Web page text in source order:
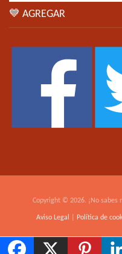
💙 AGREGAR
Copyright © 2026. ¡No sabes
Aviso Legal Política de